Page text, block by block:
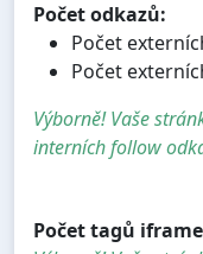
Počet odkazů:
Počet
Počet
Výborně! Vaše
interních follow
Počet tagů